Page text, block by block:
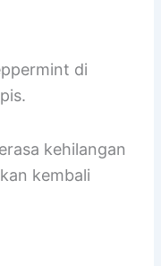
di
kehilangan
kembali